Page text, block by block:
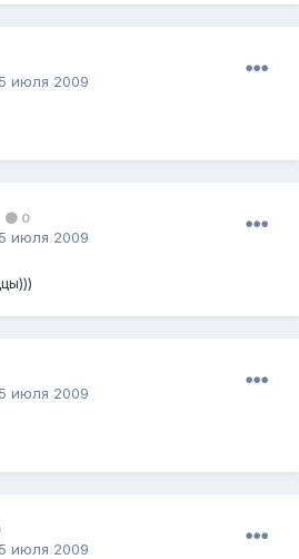
июля 2009
0
июля 2009
июля 2009
июля 2009